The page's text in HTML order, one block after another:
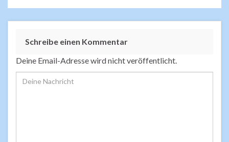
e
o
o
k
itt at
A
p
Schreibe einen Kommentar
Deine Email-Adresse wird nicht veröffentlicht.